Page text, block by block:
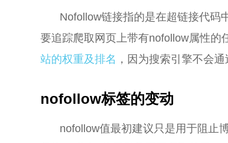
Nofollow链接指的是在超链接代码
要追踪爬取网页上带有nofollow属性的
站的权重及排名 ，因为搜索引擎不会通
nofollow标签的变动
nofollow值最初建议只是用于阻止